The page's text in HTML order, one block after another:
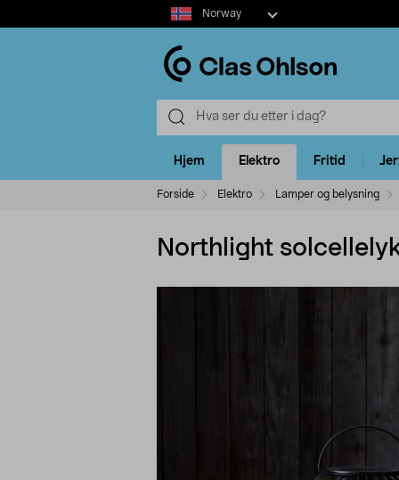
Select
market
Norway
Hjem Elektro Fritid
Forside Elektro Lamper og belysning
Northlight